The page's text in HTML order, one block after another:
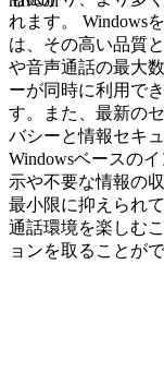
れます。 Windows
は、その高い品質
や音声通話の最大
ーが同時に利用で
す。また、最新の
バシーと情報セキ
Windowsベースの
示や不要な情報の
最小限に抑えられ
通話環境を楽しむ
ョンを取ることがで